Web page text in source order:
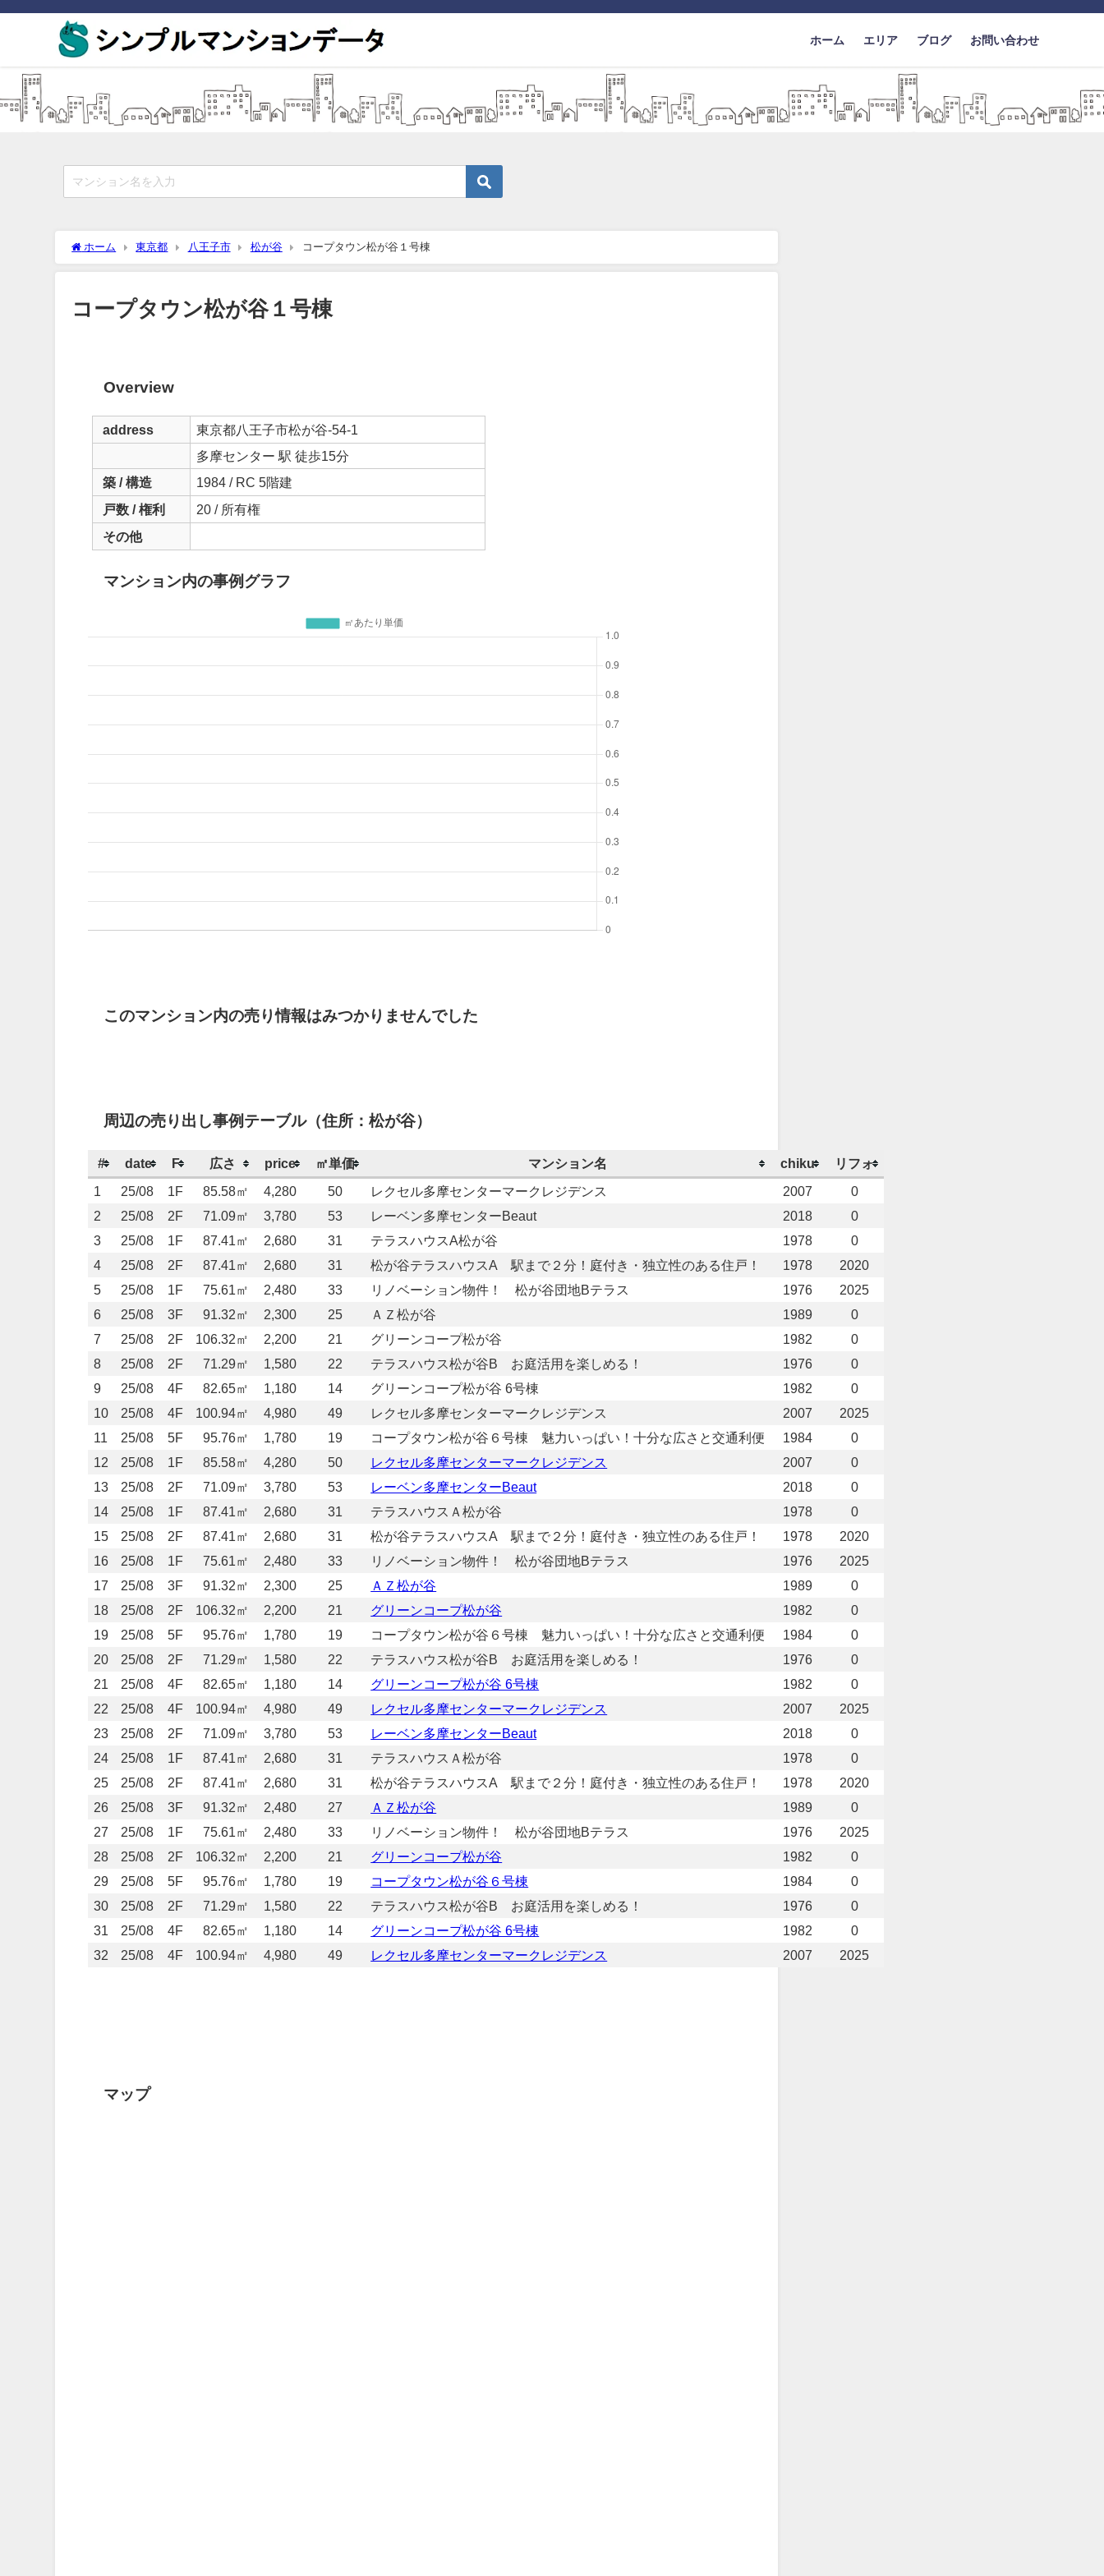
ホーム エリア ブログ お問い合わせ
ホーム 東京都 八王子市 松が谷 コープタウン松が谷１号棟
コープタウン松が谷１号棟
Overview
address
東京都八王子市松が谷-54-1
多摩センター 駅 徒歩15分
築 / 構造
1984 / RC 5階建
戸数 / 権利 20 / 所有権
その他
マンション内の事例グラフ
このマンション内の売り情報はみつかりませんでした
周辺の売り出し事例テーブル（住所：松が谷）
# date F 広さ price ㎡単価 マンション名 chiku リフォ
1 25/08 1F 85.58㎡ 4,280 50 レクセル多摩センターマークレジデンス 2007
0
2
25/08 2F 71.09㎡ 3,780 53 レーベン多摩センターBeaut 2018
0
3
25/08 1F 87.41㎡ 2,680 31 テラスハウスA松が谷 1978
0
4
25/08 2F 87.41㎡ 2,680 31 松が谷テラスハウスA 駅まで２分！庭付き・独立性のある住戸！ 1978
2020
5
25/08 1F 75.61㎡ 2,480 33 リノベーション物件！ 松が谷団地Bテラス 1976
2025
6
25/08 3F 91.32㎡ 2,300 25 ＡＺ松が谷 1989
0
7
25/08 2F 106.32㎡ 2,200 21 グリーンコープ松が谷 1982
0
8
25/08 2F 71.29㎡ 1,580 22 テラスハウス松が谷B お庭活用を楽しめる！ 1976
0
9
25/08 4F 82.65㎡ 1,180 14 グリーンコープ松が谷 6号棟 1982
0
10
25/08 4F 100.94㎡ 4,980 49 レクセル多摩センターマークレジデンス 2007
2025
11
25/08 5F 95.76㎡ 1,780 19 コープタウン松が谷６号棟 魅力いっぱい！十分な広さと交通利便 1984
0
12
25/08 1F 85.58㎡ 4,280 50 レクセル多摩センターマークレジデンス 2007
0
13
25/08 2F 71.09㎡ 3,780 53 レーベン多摩センターBeaut 2018
0
14
25/08 1F 87.41㎡ 2,680 31 テラスハウスＡ松が谷 1978
0
15
25/08 2F 87.41㎡ 2,680 31 松が谷テラスハウスA 駅まで２分！庭付き・独立性のある住戸！ 1978
2020
16
25/08 1F 75.61㎡ 2,480 33 リノベーション物件！ 松が谷団地Bテラス 1976
2025
17
25/08 3F 91.32㎡ 2,300 25 ＡＺ松が谷 1989
0
18
25/08 2F 106.32㎡ 2,200 21 グリーンコープ松が谷 1982
0
19
25/08 5F 95.76㎡ 1,780 19 コープタウン松が谷６号棟 魅力いっぱい！十分な広さと交通利便 1984
0
20
25/08 2F 71.29㎡ 1,580 22 テラスハウス松が谷B お庭活用を楽しめる！ 1976
0
21
25/08 4F 82.65㎡ 1,180 14 グリーンコープ松が谷 6号棟 1982
0
22
25/08 4F 100.94㎡ 4,980 49 レクセル多摩センターマークレジデンス 2007
2025
23
25/08 2F 71.09㎡ 3,780 53 レーベン多摩センターBeaut 2018
0
24
25/08 1F 87.41㎡ 2,680 31 テラスハウスＡ松が谷 1978
0
25
25/08 2F 87.41㎡ 2,680 31 松が谷テラスハウスA 駅まで２分！庭付き・独立性のある住戸！ 1978
2020
26
25/08 3F 91.32㎡ 2,480 27 ＡＺ松が谷 1989
0
27
25/08 1F 75.61㎡ 2,480 33 リノベーション物件！ 松が谷団地Bテラス 1976
2025
28
25/08 2F 106.32㎡ 2,200 21 グリーンコープ松が谷 1982
0
29
25/08 5F 95.76㎡ 1,780 19 コープタウン松が谷６号棟 1984
0
30
25/08 2F 71.29㎡ 1,580 22 テラスハウス松が谷B お庭活用を楽しめる！ 1976
0
31
25/08 4F 82.65㎡ 1,180 14 グリーンコープ松が谷 6号棟 1982
0
32
25/08 4F 100.94㎡ 4,980 49 レクセル多摩センターマークレジデンス 2007 2025
マップ